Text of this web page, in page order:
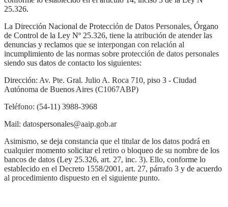
25.326.
La Dirección Nacional de Protección de Datos Personales, Órgano
de Control de la Ley Nº 25.326, tiene la atribución de atender las
denuncias y reclamos que se interpongan con relación al
incumplimiento de las normas sobre protección de datos personales
siendo sus datos de contacto los siguientes:
Dirección: Av. Pte. Gral. Julio A. Roca 710, piso 3 - Ciudad
Autónoma de Buenos Aires (C1067ABP)
Teléfono: (54-11) 3988-3968
Mail: datospersonales@aaip.gob.ar
Asimismo, se deja constancia que el titular de los datos podrá en
cualquier momento solicitar el retiro o bloqueo de su nombre de los
bancos de datos (Ley 25.326, art. 27, inc. 3). Ello, conforme lo
establecido en el Decreto 1558/2001, art. 27, párrafo 3 y de acuerdo
al procedimiento dispuesto en el siguiente punto.